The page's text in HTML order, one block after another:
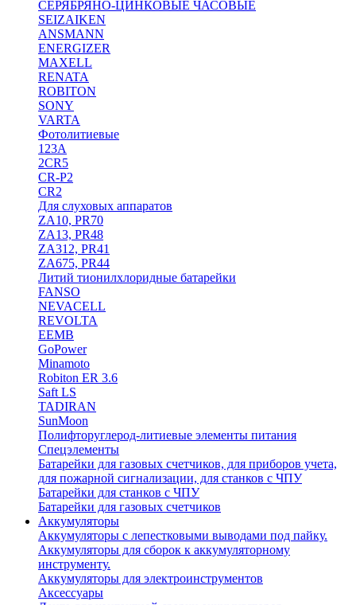
СЕРЯБРЯНО-ЦИНКОВЫЕ ЧАСОВЫЕ
SEIZAIKEN
ANSMANN
ENERGIZER
MAXELL
RENATA
ROBITON
SONY
VARTA
Фотолитиевые
123A
2CR5
CR-P2
CR2
Для слуховых аппаратов
ZA10, PR70
ZA13, PR48
ZA312, PR41
ZA675, PR44
Литий тионилхлоридные батарейки
FANSO
NEVACELL
REVOLTA
EEMB
GoPower
Minamoto
Robiton ER 3.6
Saft LS
TADIRAN
SunMoon
Полифторуглерод-литиевые элементы питания
Спецэлементы
Батарейки для газовых счетчиков, для приборов учета,
для пожарной сигнализации, для станков с ЧПУ
Батарейки для станков с ЧПУ
Батарейки для газовых счетчиков
Аккумуляторы
Аккумуляторы с лепестковыми выводами под пайку.
Аккумуляторы для сборок к аккумуляторному
инструменту.
Аккумуляторы для электроинструментов
Аксессуары